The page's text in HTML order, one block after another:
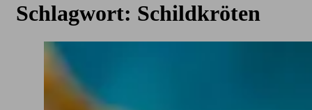
Schlagwort: Schildkröten